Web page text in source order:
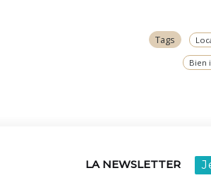
Tags
Bien
LA NEWSLETTER